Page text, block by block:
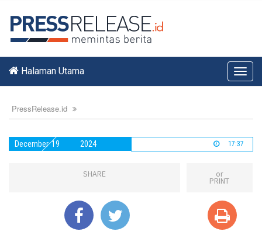
Halaman Utama
PressRelease.id
December 19 2024 17:37
SHARE or
PRINT